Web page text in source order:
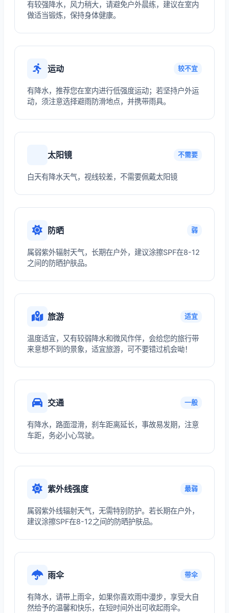
有较强降水，风力稍大，请避免户外晨练，建议在室内
做适当锻炼，保持身体健康。
运动 较不宜
有降水，推荐您在室内进行低强度运动；若坚持户外运
动，须注意选择避雨防滑地点，并携带雨具。
太阳镜 不需要
白天有降水天气，视线较差，不需要佩戴太阳镜
防晒 弱
属弱紫外辐射天气，长期在户外，建议涂擦SPF在8-12
之间的防晒护肤品。
旅游 适宜
温度适宜，又有较弱降水和微风作伴，会给您的旅行带
来意想不到的景象，适宜旅游，可不要错过机会呦！
交通 一般
有降水，路面湿滑，刹车距离延长，事故易发期，注意
车距，务必小心驾驶。
紫外线强度 最弱
属弱紫外线辐射天气，无需特别防护。若长期在户外，
建议涂擦SPF在8-12之间的防晒护肤品。
雨伞 带伞
有降水，请带上雨伞，如果你喜欢雨中漫步，享受大自
然给予的温馨和快乐，在短时间外出可收起雨伞。